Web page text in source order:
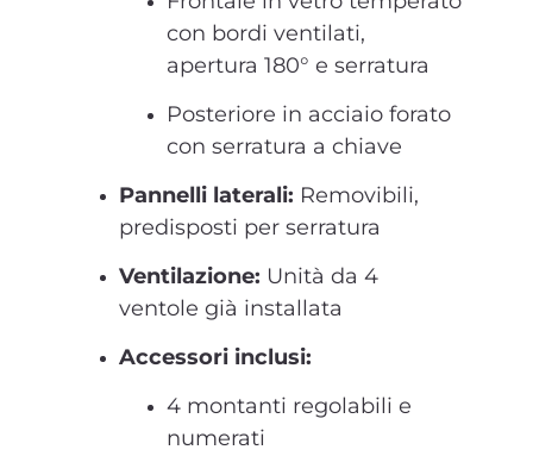
con bordi ventilati,
apertura 180° e serratura
Posteriore in acciaio forato
con serratura a chiave
Pannelli laterali: Removibili,
predisposti per serratura
Ventilazione: Unità da 4
ventole già installata
Accessori inclusi:
4 montanti regolabili e
numerati